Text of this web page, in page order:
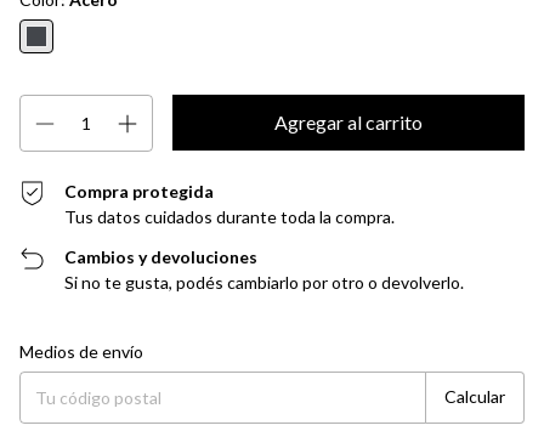
Compra protegida
Tus datos cuidados durante toda la compra.
Cambios y devoluciones
Si no te gusta, podés cambiarlo por otro o devolverlo.
Entregas para el CP:
Medios de envío
Calcular